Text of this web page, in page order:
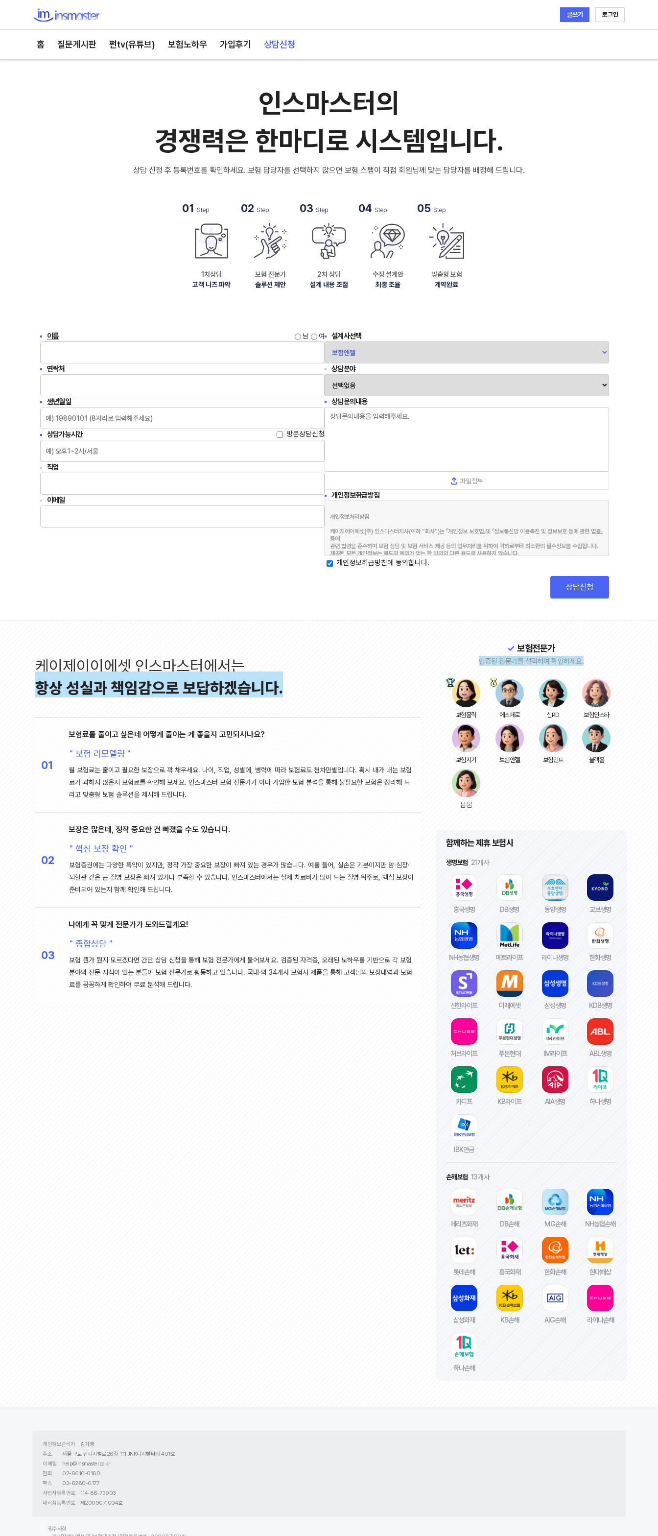
글쓰기 로그인
홈 질문게시판 쩐tv(유튜브) 보험노하우 가입후기 상담신청
인스마스터의
경쟁력은 한마디로 시스템입니다.
상담 신청 후 등록번호를 확인하세요. 보험 담당자를 선택하지 않으면 보험 스탭이 직접 회원님께 맞는 담당자를 배정해 드립니다.
01 Step
1차상담
고객 니즈 파악
02 Step
보험 전문가
솔루션 제안
03 Step
2차 상담
설계 내용 조절
04 Step
수정 설계안
최종 조율
05 Step
맞춤형 보험
계약완료
이름 남 여
연락처
생년월일
상담가능시간 방문상담신청
직업
이메일
설계사선택
상담분야
상담문의내용
파일첨부
개인정보취급방침
개인정보처리방침
케이지에이에셋(주) 인스마스터지사(이하 “회사”)는 「개인정보 보호법」및 「정보통신망 이용촉진 및 정보보호 등에 관한 법률」
등에
관련 법령을 준수하며 보험 상담 및 보험 서비스 제공 등의 업무처리를 위하여 귀하로부터 최소한의 필수정보를 수집합니다.
제공된 모든 개인정보는 별도의 동의가 없는 한 임의의 다른 용도로 사용하지 않습니다.
개인정보 수집 및 이용에 관한 동의
4. 동의를 거부할 권리 및 동의를 거부할 경우의 불이익
> 인스마스터지사 보험설계사 김영욱 (협회등록번호 : 20061276020028)
> 인스마스터지사 보험설계사 김은희 (협회등록번호 : 20080275030010)
> 인스마스터지사 보험설계사 신미선 (협회등록번호 : 19940273090009)
> 인스마스터지사 보험설계사 이미현 (협회등록번호 : 20101182110013)
> 인스마스터지사 보험설계사 정수경 (협회등록번호 : 20191083080005)
> 인스마스터지사 보험설계사 최문기 (협회등록번호 : 20170278020009)
> 인스마스터지사 보험설계사 신은미 (협회등록번호 : 20061172040007)
> 인스마스터지사 보험설계사 박태규 (협회등록번호 : 20080174020021)
3. 제공하는 정보
- 성명, 생년월일, 연락처, 거주지역
4. 제공받는 자의 개인정보 보유 및 이용 기간
- 귀하는 개인정보 제공에 대한 동의를 거부할 권리가 있습니다. 동의 거부시 보험계약 상담 등의 서비스를 받으실 수 없습니
연락처 : 케이지에이에셋(주) 인스마스터지사 김기영 (지점연락처 02-6010-0180 , 휴대폰 010-2236-0345)
개인정보취급방침에 동의합니다.
상담신청
케이제이이에셋 인스마스터에서는
항상 성실과 책임감으로 보답하겠습니다.
01
보험료를 줄이고 싶은데 어떻게 줄이는 게 좋을지 고민되시나요?
" 보험 리모델링 "
월 보험료는 줄이고 필요한 보장으로 꽉 채우세요. 나이, 직업, 성별에, 병력에 따라 보험료도 천차만별입니다. 혹시 내가 내는 보험
료가 과하지 않은지 보험료를 확인해 보세요. 인스마스터 보험 전문가가 이미 가입한 보험 분석을 통해 불필요한 보험은 정리해 드
리고 맞춤형 보험 솔루션을 제시해 드립니다.
02
보장은 많은데, 정작 중요한 건 빠졌을 수도 있습니다.
" 핵심 보장 확인 "
보험증권에는 다양한 특약이 있지만, 정작 가장 중요한 보장이 빠져 있는 경우가 많습니다. 예를 들어, 실손은 기본이지만 암·심장·
뇌혈관 같은 큰 질병 보장은 빠져 있거나 부족할 수 있습니다. 인스마스터에서는 실제 치료비가 많이 드는 질병 위주로, 핵심 보장이
준비되어 있는지 함께 확인해 드립니다.
03
나에게 꼭 맞게 전문가가 도와드릴게요!
" 종합상담 "
보험 뭔가 뭔지 모르겠다면 간단 상담 신청을 통해 보험 전문가에게 물어보세요. 검증된 자격증, 오래된 노하우를 기반으로 각 보험
분야의 전문 지식이 있는 분들이 보험 전문가로 활동하고 있습니다. 국내·외 34개사 보험사 제품을 통해 고객님의 보장내역과 보험
료를 꼼꼼하게 확인하여 무료 분석해 드립니다.
보험전문가
인증된 전문가를 선택하여 확인하세요.
보험홀릭 에스페로 신PD 보험인스타
보험지기 보험엔젤 보험민트 블랙홀
봄 봄
함께하는 제휴 보험사
생명보험 21개사
흥국생명 DB생명 동양생명 교보생명
NH농협생명 메트라이프 라이나생명 한화생명
신한라이프 미래에셋 삼성생명 KDB생명
처브라이프 푸본현대 IM라이프 ABL생명
카디프 KB라이프 AIA생명 하나생명
IBK연금
손해보험 13개사
메리츠화재 DB손해 MG손해 NH농협손해
롯데손해 흥국화재 한화손해 현대해상
삼성화재 KB손해 AIG손해 라이나손해
하나손해
개인정보관리자
김기영
주소
서울 구로구 디지털로26길 111 JNK디지털타워 401호
이메일
help@insmaster.co.kr
전화
02-6010-0180
팩스
02-6280-0177
사업자등록번호
114-86-73903
대리점등록번호
제2009071004호
필수사항